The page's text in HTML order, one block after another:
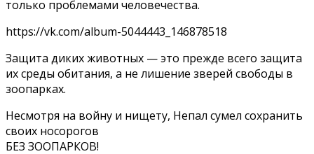
только проблемами человечества.
https://vk.com/album-5044443_146878518
Защита диких животных — это прежде всего защита
их среды обитания, а не лишение зверей свободы в
зоопарках.
Несмотря на войну и нищету, Непал сумел сохранить
своих носорогов
БЕЗ ЗОOПАРКОВ!